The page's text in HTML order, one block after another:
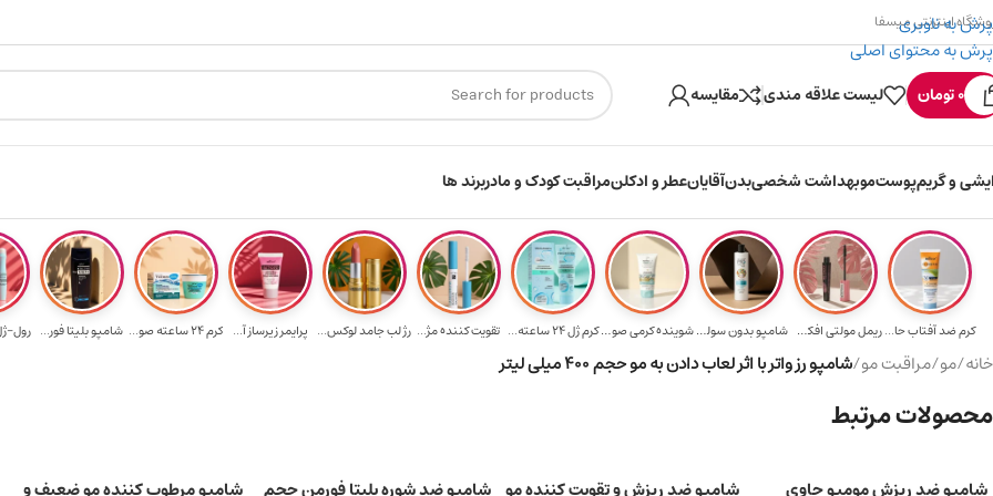
پرش به ناوبری
پرش به محتوای اصلی
هدیه برای خرید های ارسال رایگان برای خرید ۳.۵ میلیون به یالا ۳۰۰ میسکوین (۳۰ هزار تومن) هدیه خرید اول
اینترنتی میسفا
0تومان لیست علاقه مندی مقایسه
و گریمپوستموبهداشت شخصیبدنآقایانعطر و ادکلنمراقبت کودک و مادربرند ها
کرم ضد آفتاب حا... ریمل مولتی افکت... شامپو بدون سولف... شوینده کرمی صور...کرم ژل ۲۴ ساعته... تقویت‌ کننده مژ... رژ لب جامد لوکس... پرایمر زیرساز آ... کرم 24 ساعته صو... شامپو بلیتا فور... رول-
خانه/مو/مراقبت مو/شامپو رز واتر با اثر لعاب دادن به مو حجم 400 میلی لیتر
محصولات مرتبط
شامپو ضد ریزش مومیو حاوی شامپو ضد ریزش و تقویت کننده مو شامپو ضد شوره بلیتا فورمن حجم شامپو مرطوب کننده مو ضعیف و